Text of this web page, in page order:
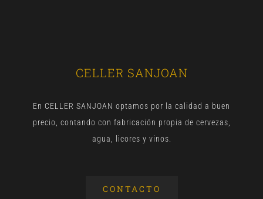
CELLER SANJOAN
En CELLER SANJOAN optamos por la calidad a buen
precio, contando con fabricación propia de cervezas,
agua, licores y vinos.
CONTACTO